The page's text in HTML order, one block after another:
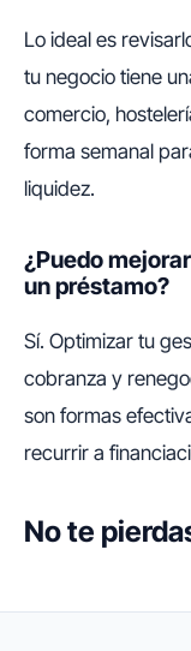
Lo ideal es
tu negocio tiene
comercio,
forma semanal
liquidez.
¿Puedo
un préstamo?
Sí. Optimizar tu
cobranza y
son formas
recurrir a
No te